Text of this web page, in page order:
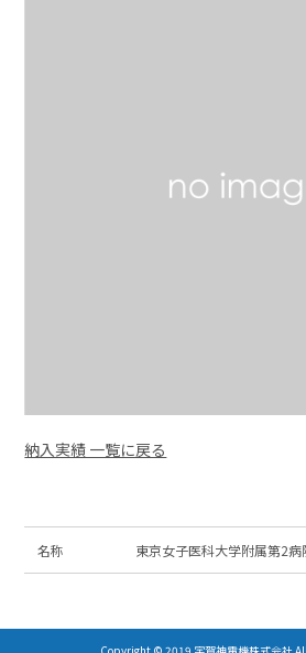
納入実績 一覧に戻る
名称 東京女子医科大学附属第2病